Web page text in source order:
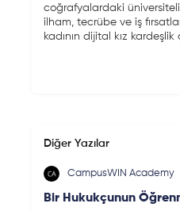
coğrafyalardaki üniversiteli
ilham, tecrübe ve iş
kadının dijital kız
Diğer Yazılar
CampusWIN Academy
Bir Hukukçunun